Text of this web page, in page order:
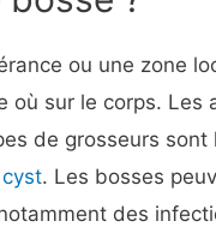
ou une zone
où sur le corps. Les
de grosseurs sont
cyst. Les bosses
des